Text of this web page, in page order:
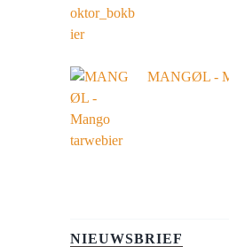
MANGØL -
NIEUWSBRIEF